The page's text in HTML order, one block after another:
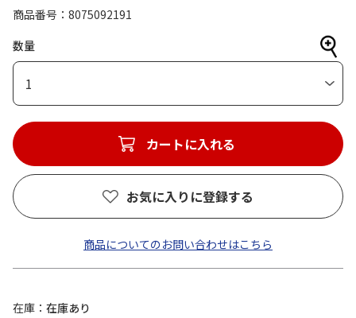
商品番号
8075092191
数量
1
カートに入れる
お気に入りに登録する
商品についてのお問い合わせはこちら
在庫
在庫あり